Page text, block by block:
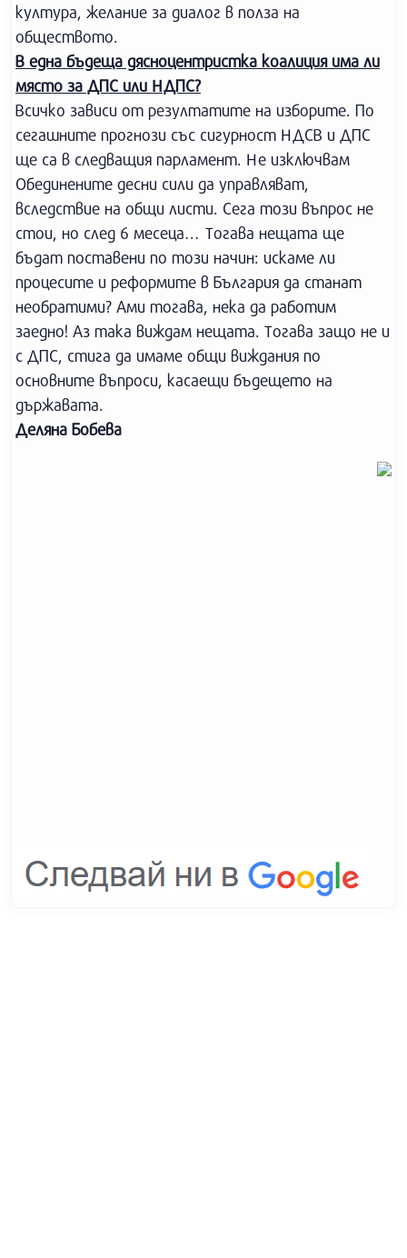
култура, желание за диалог в полза на
обществото.
В една бъдеща дясноцентристка коалиция има ли
място за ДПС или НДПС?
Всичко зависи от резултатите на изборите. По
сегашните прогнози със сигурност НДСВ и ДПС
ще са в следващия парламент. Не изключвам
Обединените десни сили да управляват,
вследствие на общи листи. Сега този въпрос не
стои, но след 6 месеца… Тогава нещата ще
бъдат поставени по този начин: искаме ли
процесите и реформите в България да станат
необратими? Ами тогава, нека да работим
заедно! Аз така виждам нещата. Тогава защо не и
с ДПС, стига да имаме общи виждания по
основните въпроси, касаещи бъдещето на
държавата.
Деляна Бобева